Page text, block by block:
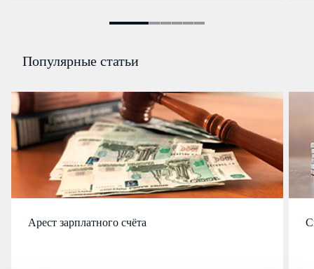
Популярные статьи
Арест зарплатного счёта